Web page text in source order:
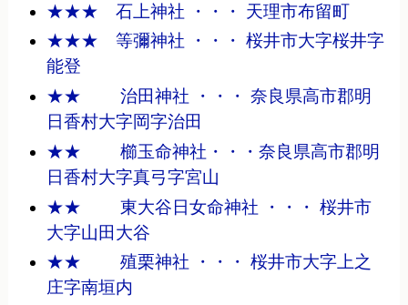
★★★ 石上神社 ・・・ 天理市布留町
★★★ 等彌神社 ・・・ 桜井市大字桜井字
能登
★★ 治田神社 ・・・ 奈良県高市郡明
日香村大字岡字治田
★★ 櫛玉命神社・・・奈良県高市郡明
日香村大字真弓字宮山
★★ 東大谷日女命神社 ・・・ 桜井市
大字山田大谷
★★ 殖栗神社 ・・・ 桜井市大字上之
庄字南垣内